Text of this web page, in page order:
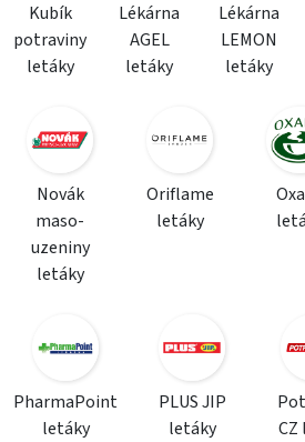
Kubík
potraviny
letáky
Lékárna
AGEL
letáky
Lékárna
LEMON
letáky
Novák
maso-
uzeniny
letáky
Oriflame
letáky
PharmaPoint
letáky
PLUS JIP
letáky